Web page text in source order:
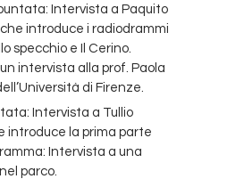
Intervista a Paquito
introduce i radiodrammi
specchio e Il Cerino.
intervista alla prof. Paola
di Firenze.
Intervista a Tullio
introduce la prima parte
Intervista a una
parco.